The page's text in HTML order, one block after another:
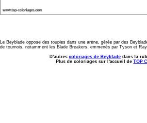
Le Beyblade oppose des toupies dans une arène, gérée par des
de tournois, notamment les Blade Breakers, emmenés par Tyson et Ray.
D'autres coloriages de Beyblade dans la
Plus de coloriages sur l'accueil de TOP